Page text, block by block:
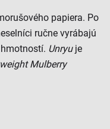
papiera. Po
ručne vyrábajú
Unryuje
Mulberry